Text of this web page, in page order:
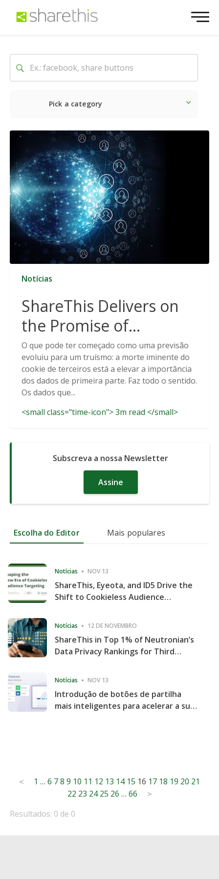
Pick a category
O mais recente Social
Notícias
ShareThis Delivers on
the Promise of
Cookieless Data
Solutions
O que pode ter começado como uma previsão
evoluiu para um truísmo: a morte iminente do
cookie de terceiros está a elevar a importância
dos dados de primeira parte. Faz todo o sentido.
Os dados que...
<small class="time-icon"> 3m read </small>
Subscreva a nossa Newsletter
Assine
Escolha do Editor Mais populares
Notícias NOV 13
ShareThis, Eyeota, and ID5 Drive the
Shift to Cookieless Audience
Notícias 12 DE NOVEMBRO
ShareThis in Top 1% of Neutronian’s
Data Privacy Rankings for Third
Notícias NOV 13
Introdução de botões de partilha
mais inteligentes para acelerar a sua
Posts
pagination
< 1 … 6 78 9 10 11 12 13 14 15 16 17 18 19 20 21
22 23 24 25 26 … 66 >
Resultados: 0 de 0